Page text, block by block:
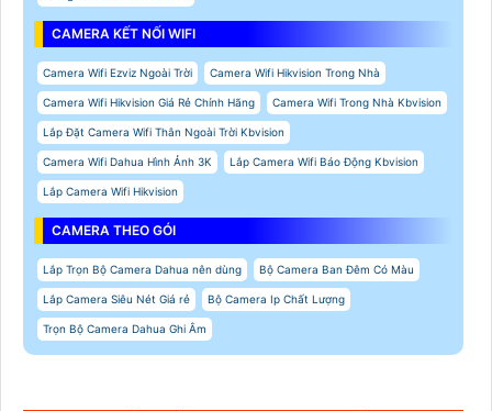
CAMERA KẾT NỐI WIFI
Camera Wifi Ezviz Ngoài Trời Camera Wifi Hikvision Trong Nhà
Camera Wifi Hikvision Giá Rẻ Chính Hãng Camera Wifi Trong Nhà Kbvision
Lắp Đặt Camera Wifi Thân Ngoài Trời Kbvision
Camera Wifi Dahua Hình Ảnh 3K Lắp Camera Wifi Báo Động Kbvision
Lắp Camera Wifi Hikvision
CAMERA THEO GÓI
Lắp Trọn Bộ Camera Dahua nên dùng Bộ Camera Ban Đêm Có Màu
Lắp Camera Siêu Nét Giá rẻ Bộ Camera Ip Chất Lượng
Trọn Bộ Camera Dahua Ghi Âm